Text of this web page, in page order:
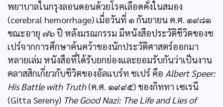
พยาบาลในกรุงลอนดอนด้วยโรคเลือดคั่งในสมอง
(cerebral hemorrhage) เมื่อวันที่ ๑ กันยายน ค.ศ. ๑๙๘๑
ขณะอายุ ๗๖ ปี หลังมรณกรรม มีหนังสือประวัติชีวิตของช
เปร์จากการศึกษาค้นคว้าของนักประวัติศาสตร์ออกมา
หลายเล่ม หนังสือที่ได้รับยกย่องและยอมรับกันว่าเป็นงาน
คลาสสิกเกี่ยวกับชีวิตของอัลแบร์ท ชเปร์ คือ Albert Speer:
His Battle with Truth(ค.ศ. ๑๙๙๕) ของกิททา เซเรนี
(Gitta Sereny) The Good Nazi: The Life and Lies of